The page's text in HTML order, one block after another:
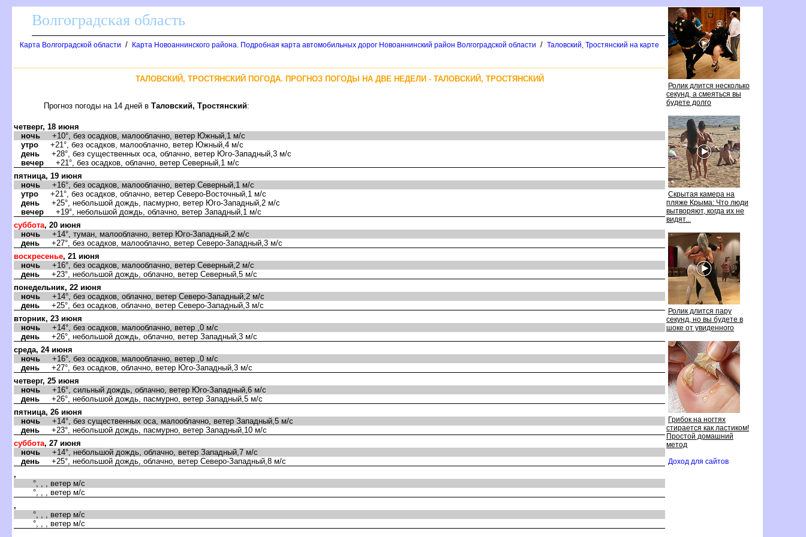
Ролик длится несколько
секунд, а смеяться вы
удете долго
Скрытая камера на
пляже Крыма: Что люди
ытворяют, когда их не
идят...
Ролик длится пару
секунд, но вы будете
шоке от увиденного
Грибок на ногтях
стирается как ластиком!
Простой домашний
метод
Доход для сайто
олгоградская область
Карта Волгоградской области / Карта Новоаннинского района. Подробная карта автомобильных дорог Новоаннинский район Волгоградской области / Таловский, Тростянский на карте
ТАЛОВСКИЙ, ТРОСТЯНСКИЙ ПОГОДА. ПРОГНОЗ ПОГОДЫ НА ДВЕ НЕДЕЛИ - ТАЛОВСКИЙ, ТРОСТЯНСКИЙ
Прогноз погоды на 14 дней Таловский, Тростянский:
четверг, 18 июня
ночь +10°, без осадков, малооблачно, ветер Южный,1 м/с
утро +21°, без осадков, малооблачно, ветер Южный,4 м/с
день +28°, без существенных оса, облачно, ветер Юго-Западный,3 м/с
ечер +21°, без осадков, облачно, ветер Северный,1 м/с
пятница, 19 июня
ночь +16°, без осадков, малооблачно, ветер Северный,1 м/с
утро +21°, без осадков, облачно, ветер Северо-Восточный,1 м/с
день +25°, небольшой дождь, пасмурно, ветер Юго-Западный,2 м/с
ечер +19°, небольшой дождь, облачно, ветер Западный,1 м/с
суббота, 20 июня
ночь +14°, туман, малооблачно, ветер Юго-Западный,2 м/с
день +27°, без осадков, малооблачно, ветер Северо-Западный,3 м/с
оскресенье, 21 июня
ночь +16°, без осадков, малооблачно, ветер Северный,2 м/с
день +23°, небольшой дождь, облачно, ветер Северный,5 м/с
понедельник, 22 июня
ночь +14°, без осадков, облачно, ветер Северо-Западный,2 м/с
день +25°, без осадков, облачно, ветер Северо-Западный,3 м/с
торник, 23 июня
ночь +14°, без осадков, малооблачно, ветер ,0 м/с
день +26°, небольшой дождь, облачно, ветер Западный,3 м/с
среда, 24 июня
ночь +16°, без осадков, малооблачно, ветер ,0 м/с
день +27°, без осадков, облачно, ветер Юго-Западный,3 м/с
четверг, 25 июня
ночь +16°, сильный дождь, облачно, ветер Юго-Западный,6 м/с
день +26°, небольшой дождь, пасмурно, ветер Западный,5 м/с
пятница, 26 июня
ночь +14°, без существенных оса, малооблачно, ветер Западный,5 м/с
день +23°, небольшой дождь, пасмурно, ветер Западный,10 м/с
суббота, 27 июня
ночь +14°, небольшой дождь, облачно, ветер Западный,7 м/с
день +25°, небольшой дождь, облачно, ветер Северо-Западный,8 м/с
,
°, , , ветер м/с
°, , , ветер м/с
,
°, , , ветер м/с
°, , , ветер м/с